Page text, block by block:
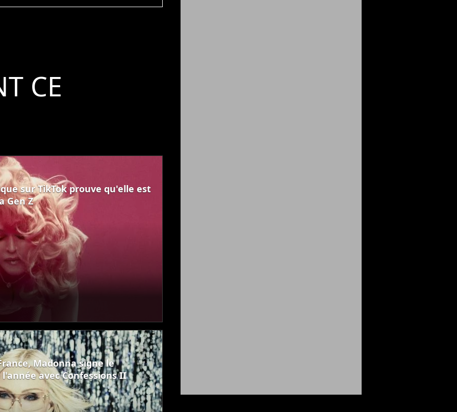
CE
sur TikTok prouve qu'elle est
Gen Z
Madonna signe le
avec Confessions II